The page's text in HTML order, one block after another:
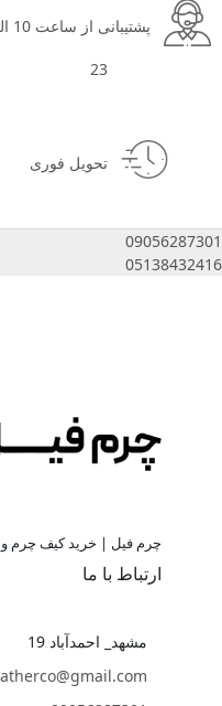
23
تحویل فوری
09056287301
05138432416
چرم فیل | خرید کیف چرم و
ارتباط با ما
مشهد_ احمدآباد 19